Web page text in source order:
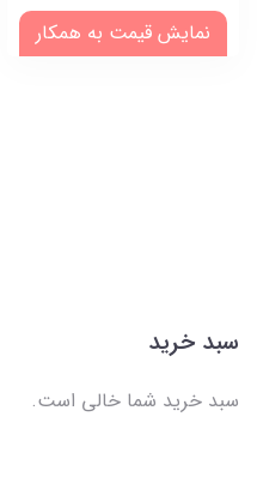
نمایش قیمت به همکار
سبد خرید
سبد خرید شما خالی است.